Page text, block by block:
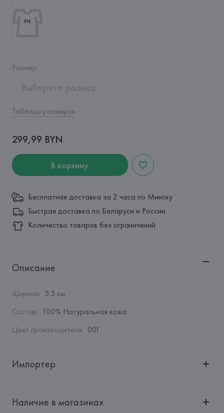
Размер:
Выберите размер
Таблица размеров
299,99 BYN
В корзину
Бесплатная доставка за 2 часа по Минску
Быстрая доставка по Беларуси и России
Количество товаров без ограничений
Описание
Ширина: 3.5 см
Состав: 100% Натуральная кожа
Цвет производителя: 001
Импортер
"Авикойл Интернешнл"
Наличие в магазинах